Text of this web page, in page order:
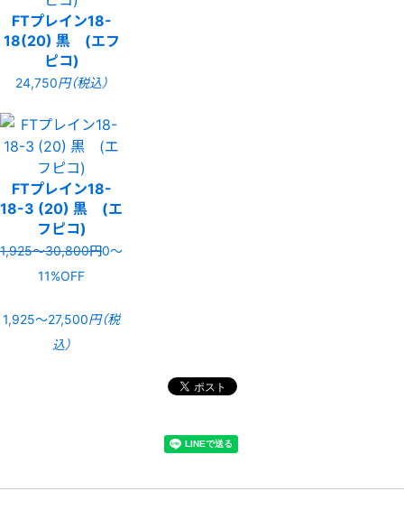
FTプレイン18-
18(20) 黒 (エフ
ピコ)
24,750円（税込）
FTプレイン18-
18-3 (20) 黒 (エ
フピコ)
1,925〜30,800円0〜
11%OFF
1,925〜27,500円（税
込）